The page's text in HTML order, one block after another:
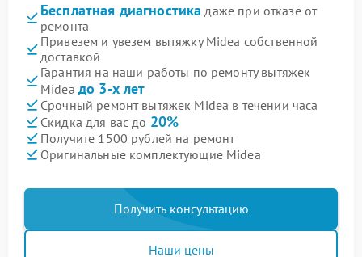
Бесплатная диагностика даже при отказе от
ремонта
Привезем и увезем вытяжку Midea собственной
доставкой
Гарантия на наши работы по ремонту вытяжек
Midea до 3-х лет
Срочный ремонт вытяжек Midea в течении часа
Скидка для вас до 20%
Получите 1500 рублей на ремонт
Оригинальные комплектующие Midea
Получить консультацию
Наши цены